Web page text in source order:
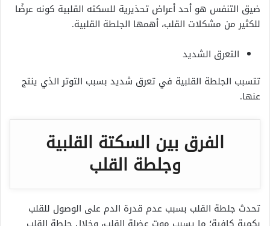
ضيق التنفس هو أحد أعراض تحذيرية للسكته القلبية كونه عرضًا
للكثير من مشكلات القلب، أهمها الجلطة القلبية.
التعرق الشديد
تتسبب الجلطة القلبية في تعرق شديد بسبب التوتر الذي ينتج
عنها.
الفرق بين السكتة القلبية
وجلطة القلب
تحدث جلطة القلب بسبب عدم قدرة الدم على الوصول للقلب